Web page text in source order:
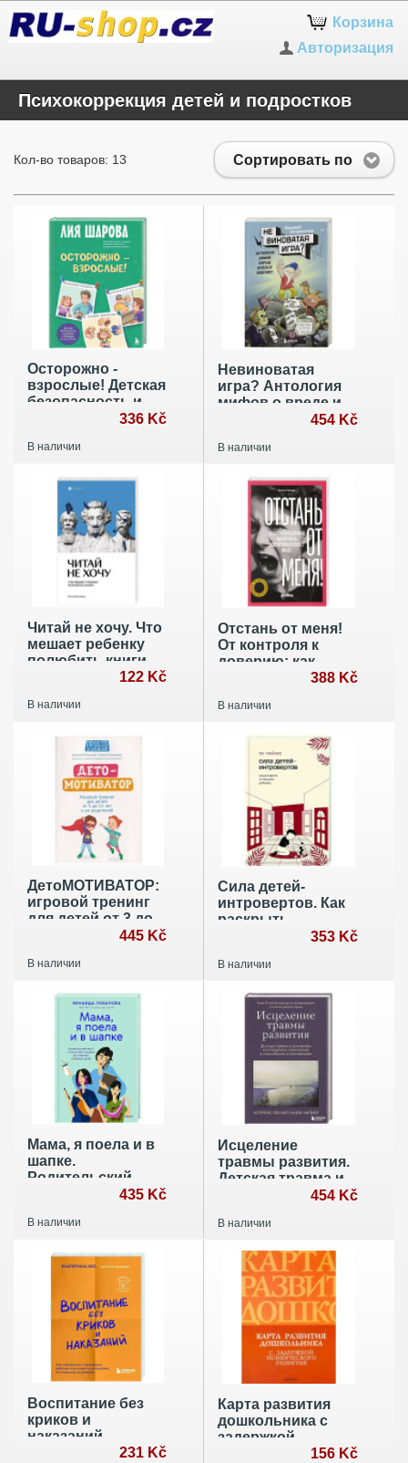
Корзина
Авторизация
Психокоррекция детей и подростков
Сортировать по
Кол-во товаров: 13
Осторожно -
взрослые! Детская
безопасность и
10 лет)
336 Kč
В наличии
Невиноватая
игра? Антология
мифов о вреде и
пользе видеоигр
454 Kč
В наличии
Читай не хочу. Что
мешает ребенку
полюбить книги
122 Kč
В наличии
Отстань от меня!
От контроля к
доверию: как
вожраст вместе
388 Kč
В наличии
ДетоМОТИВАТОР:
игровой тренинг
для детей от 3 до
445 Kč
В наличии
Сила детей-
интровертов. Как
раскрыть
353 Kč
В наличии
Мама, я поела и в
шапке.
Родительский
поделок до
любимых детей
435 Kč
В наличии
Исцеление
травмы развития.
Детская травма и
ее влияние на
самооценку и
отношениям
454 Kč
В наличии
Воспитание без
криков и
наказаний
231 Kč
Карта развития
дошкольника с
задержкой
психического156 Kč